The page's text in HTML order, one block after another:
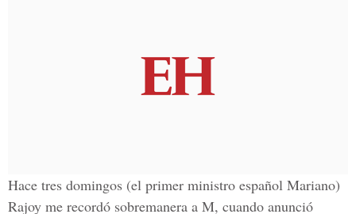
Hace tres domingos (el primer ministro español Mariano)
Rajoy me recordó sobremanera a M, cuando anunció